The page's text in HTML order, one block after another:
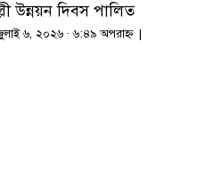
উন্নয়ন দিবস পালিত
৬, ২০২৬ · ৬:৪৯ অপরাহ্ণ